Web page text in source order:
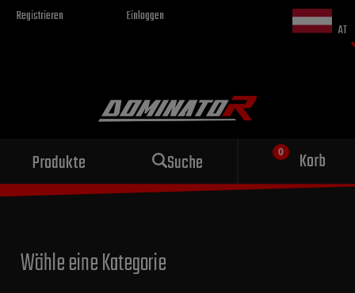
Registrieren Einloggen
AT
Produkte Suche Korb
Sportauspuff
für dein Motorrad
Wähle eine Kategorie